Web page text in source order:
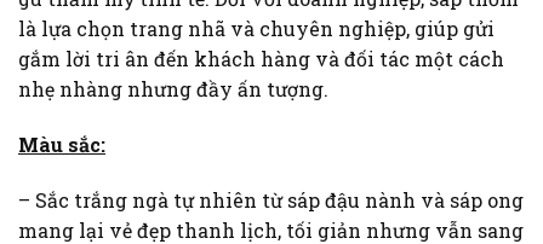
là lựa chọn trang nhã và chuyên nghiệp, giúp gửi
gắm lời tri ân đến khách hàng và đối tác một cách
nhẹ nhàng nhưng đầy ấn tượng.
Màu sắc:
– Sắc trắng ngà tự nhiên từ sáp đậu nành và sáp ong
mang lại vẻ đẹp thanh lịch, tối giản nhưng vẫn sang